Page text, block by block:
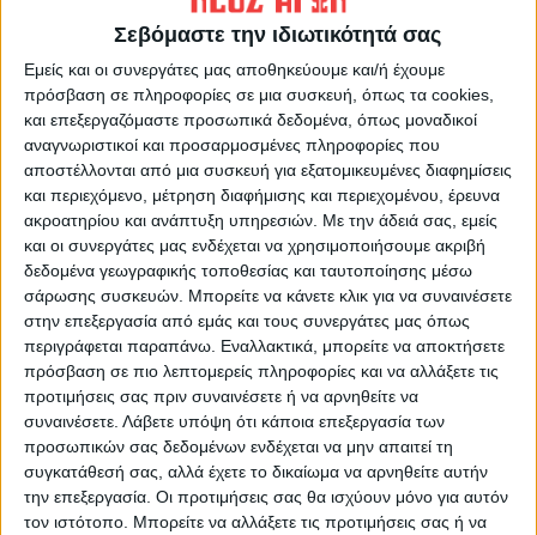
Σεβόμαστε την ιδιωτικότητά σας
Εμείς και οι συνεργάτες μας αποθηκεύουμε και/ή έχουμε
πρόσβαση σε πληροφορίες σε μια συσκευή, όπως τα cookies,
και επεξεργαζόμαστε προσωπικά δεδομένα, όπως μοναδικοί
αναγνωριστικοί και προσαρμοσμένες πληροφορίες που
αποστέλλονται από μια συσκευή για εξατομικευμένες διαφημίσεις
και περιεχόμενο, μέτρηση διαφήμισης και περιεχομένου, έρευνα
ακροατηρίου και ανάπτυξη υπηρεσιών. Με την άδειά σας, εμείς
και οι συνεργάτες μας ενδέχεται να χρησιμοποιήσουμε ακριβή
δεδομένα γεωγραφικής τοποθεσίας και ταυτοποίησης μέσω
σάρωσης συσκευών. Μπορείτε να κάνετε κλικ για να συναινέσετε
στην επεξεργασία από εμάς και τους συνεργάτες μας όπως
περιγράφεται παραπάνω. Εναλλακτικά, μπορείτε να αποκτήσετε
πρόσβαση σε πιο λεπτομερείς πληροφορίες και να αλλάξετε τις
προτιμήσεις σας πριν συναινέσετε ή να αρνηθείτε να
συναινέσετε. Λάβετε υπόψη ότι κάποια επεξεργασία των
προσωπικών σας δεδομένων ενδέχεται να μην απαιτεί τη
συγκατάθεσή σας, αλλά έχετε το δικαίωμα να αρνηθείτε αυτήν
την επεξεργασία. Οι προτιμήσεις σας θα ισχύουν μόνο για αυτόν
τον ιστότοπο. Μπορείτε να αλλάξετε τις προτιμήσεις σας ή να
ΠΡΟΗΓΟΥΜΕΝΟ ΑΡΘΡΟ
Οι βιολιτζήδες αλλάζουν, ο
χαβάς μένει ίδιος!
ΕΠΟΜΕΝΟ ΑΡΘΡΟ
Σούρπη: Θα σε σκοτώσω
φώναζε στη γυναίκα του
34χρονος
ΝΕΟΣ ΑΓΩΝ
https://neosagon.gr
Η Αρχαιότερη Καθημερινή Πρωινή Εφημερίδα της Καρδίτσας